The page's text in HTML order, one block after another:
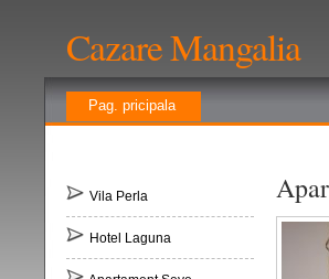
Cazare Mangalia
Pag. pricipala
Vila Perla
Hotel Laguna